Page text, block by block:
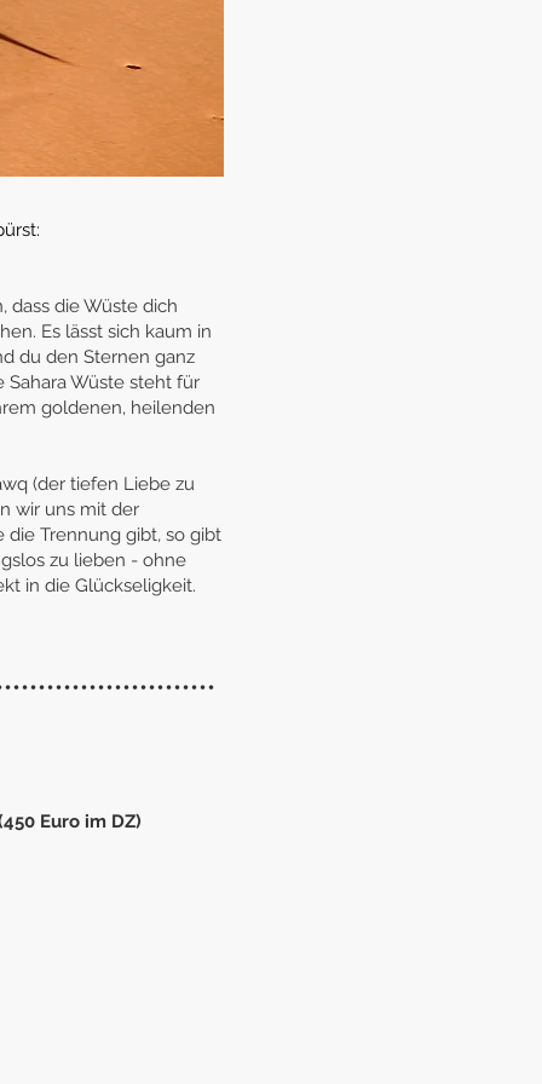
dass die Wüste dich
Es lässt sich kaum in
du den Sternen ganz
Sahara Wüste steht für
goldenen, heilenden
(der tiefen Liebe zu
wir uns mit der
Trennung gibt, so gibt
zu lieben - ohne
in die Glückseligkeit.
Euro im DZ)